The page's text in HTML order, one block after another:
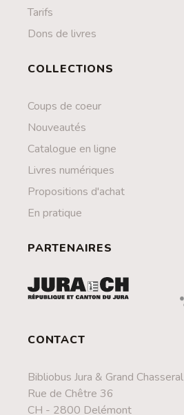
Tarifs
Dons de livres
COLLECTIONS
Coups de coeur
Nouveautés
Catalogue en ligne
Livres numériques
Propositions d'achat
En pratique
PARTENAIRES
CONTACT
Bibliobus Jura & Grand Chasseral
Rue de Chêtre 36
CH - 2800 Delémont